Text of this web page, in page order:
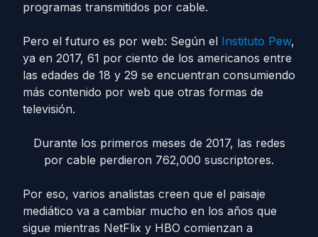
programas transmitidos por cable.
Pero el futuro es por web: Según el Instituto Pew,
ya en 2017, 61 por ciento de los americanos entre
las edades de 18 y 29 se encuentran consumiendo
más contenido por web que otras formas de
televisión.
Durante los primeros meses de 2017, las redes
por cable perdieron 762,000 suscriptores.
Por eso, varios analistas creen que el paisaje
mediático va a cambiar mucho en los años que
sigue mientras NetFlix y HBO comienzan a